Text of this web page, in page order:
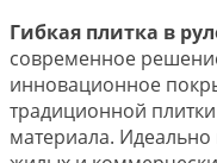
Гибкая плитка в
современное
инновационное
традиционной
материала.